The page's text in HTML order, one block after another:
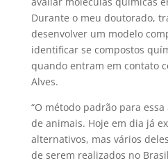
Durante o meu doutorado,
desenvolver um modelo
identificar se compostos
quando entram em contato
Alves.
“O método padrão para
de animais. Hoje em dia já
alternativos, mas vários
de serem realizados no